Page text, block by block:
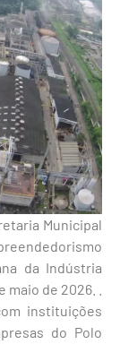
Municipal
da Indústria
de 2026. .
instituições
do Polo